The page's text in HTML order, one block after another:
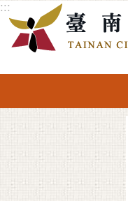
跳到主要內容區塊
:::